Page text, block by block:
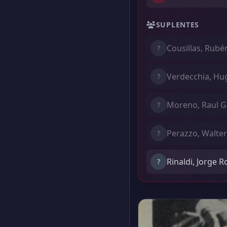
SUPLENTES
? Cousillas,
? Verdecchia,
? Moreno, Raul
? Perazzo,
? Rinaldi, Jorge